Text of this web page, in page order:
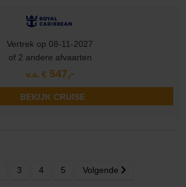
Vertrek op 08-11-2027
of 2 andere afvaarten
v.a. € 547,-
BEKIJK CRUISE
3 4 5 Volgende